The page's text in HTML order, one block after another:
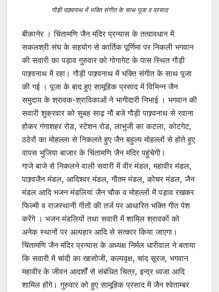
गौड़ी पाश्र्वनाथ में भक्ति संगीत के साथ पूजा व प्रसाद
बीकानेर । चिंतामणि जैन मंदिर प्रन्यास के तत्वावधान में
सकलश्री संघ के सहयोग से कार्तिक पूर्णिमा पर निकली भगवान
की सवारी का पड़ाव गुरुवार को गोगागेट के पास स्थित गौड़ी
पाश्र्वनाथ में रहा। गौड़ी पाश्र्वनाथ में भक्ति संगीत के साथ पूजा
की गई । पूजा के बाद हुए सामूहिक प्रसाद में विभिन्न जैन
समुदाय के श्रावक-श्राविकाओं ने भागीदारी निभाई । भगवान की
सवारी शुक्रवार को सुबह साढ़ नौ बजे गौड़ी पाश्र्वनाथ से रवाना
होकर गंगाशहर रोड, स्टेशन रोड, लाभुजी का कटला, कोटगेट,
ठठेरों का मोहल्ला से निकलते हुए जैन बहुल्य मोहल्लों से होते हुए
वापस भुजिया बाजार के चिंतामणि जैन मंदिर पहुंचेगी।
गाजे बाजे से निकलने वाली सवारी में वीर मंडल, महावीर मंडल,
पाश्र्वजैन मंडल, आदिश्वर मंडल, गौतम मंडल, कोचर मंडल, जैन
मंडल आदि भजन मंडलियां जैन चौक व मोहल्लों में पड़ाव रखकर
फिल्मी व राजस्थानी गीतों की तर्ज पर आधारित भक्ति गीत पेश
करेंगे । भजन मंडलियों तथा सवारी में शामिल श्रावकों को
अनेक स्थानों पर अल्पहार आदि से सत्कार किया जाएगा।
चिंतामणि जैन मंदिर प्रन्यास के अध्यक्ष निर्मल धारीवाल ने बताया
कि सवारी में चांदी का खासोजी, कल्पवृक्ष, चांद सूरज, भगवान
महावीर के जीवन आदर्शों से संबंधित चित्र, इन्द्र ध्वजा आदि
शामिल होंगे। गुरुवार को हुए सामूहिक प्रसाद में जैन श्वेताम्बर